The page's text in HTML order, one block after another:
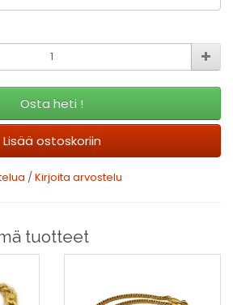
Osta heti !
Lisää ostoskoriin
/Kirjoita arvostelu
tuotteet